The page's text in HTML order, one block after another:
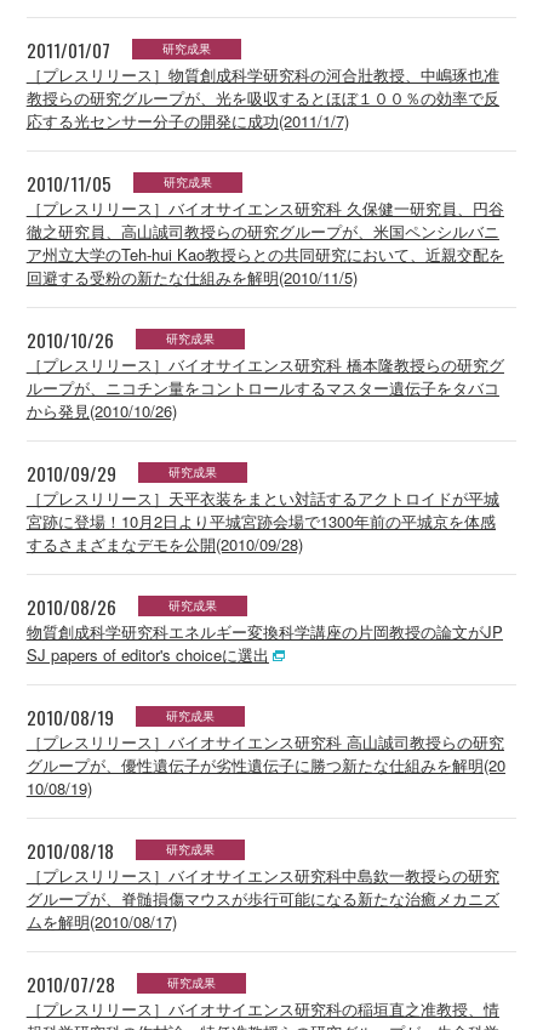
2011/01/07 研究成果
［プレスリリース］物質創成科学研究科の河合壯教授、中嶋琢也准
教授らの研究グループが、光を吸収するとほぼ１００％の効率で反
応する光センサー分子の開発に成功(2011/1/7)
2010/11/05 研究成果
［プレスリリース］バイオサイエンス研究科 久保健一研究員、円谷
徹之研究員、高山誠司教授らの研究グループが、米国ペンシルバニ
ア州立大学のTeh-hui Kao教授らとの共同研究において、近親交配を
回避する受粉の新たな仕組みを解明(2010/11/5)
2010/10/26 研究成果
［プレスリリース］バイオサイエンス研究科 橋本隆教授らの研究グ
ループが、ニコチン量をコントロールするマスター遺伝子をタバコ
から発見(2010/10/26)
2010/09/29 研究成果
［プレスリリース］天平衣装をまとい対話するアクトロイドが平城
宮跡に登場！10月2日より平城宮跡会場で1300年前の平城京を体感
するさまざまなデモを公開(2010/09/28)
2010/08/26 研究成果
物質創成科学研究科エネルギー変換科学講座の片岡教授の論文がJP
SJ papers of editor's choiceに選出
2010/08/19 研究成果
［プレスリリース］バイオサイエンス研究科 高山誠司教授らの研究
グループが、優性遺伝子が劣性遺伝子に勝つ新たな仕組みを解明(20
10/08/19)
2010/08/18 研究成果
［プレスリリース］バイオサイエンス研究科中島欽一教授らの研究
グループが、脊髄損傷マウスが歩行可能になる新たな治癒メカニズ
ムを解明(2010/08/17)
2010/07/28 研究成果
［プレスリリース］バイオサイエンス研究科の稲垣直之准教授、情